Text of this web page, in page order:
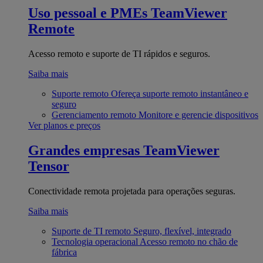
Uso pessoal e PMEs TeamViewer
Remote
Acesso remoto e suporte de TI rápidos e seguros.
Saiba mais
Suporte remoto Ofereça suporte remoto instantâneo e
seguro
Gerenciamento remoto Monitore e gerencie dispositivos
Ver planos e preços
Grandes empresas TeamViewer
Tensor
Conectividade remota projetada para operações seguras.
Saiba mais
Suporte de TI remoto Seguro, flexível, integrado
Tecnologia operacional Acesso remoto no chão de
fábrica